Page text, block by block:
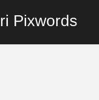
Pixwords